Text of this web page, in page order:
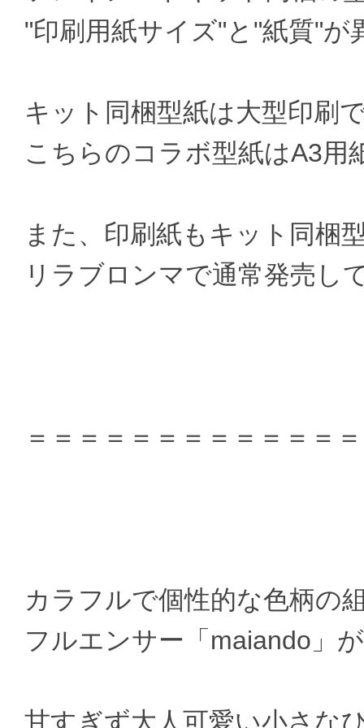
"印刷用紙サイズ"と"紙質"が
キット同梱型紙は大型印刷
こちらのコラボ型紙はA3用
また、印刷紙もキット同梱
リラブロンマで通常発売し
＝＝＝＝＝＝＝＝＝＝＝＝
カラフルで個性的な色柄の
フルエンサー「maiando」
甘すぎず大人可愛い小さな